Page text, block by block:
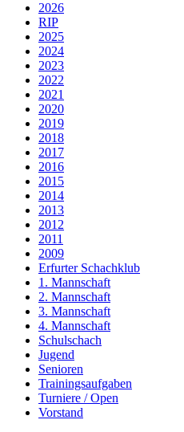
2026
RIP
2025
2024
2023
2022
2021
2020
2019
2018
2017
2016
2015
2014
2013
2012
2011
2009
Erfurter Schachklub
1. Mannschaft
2. Mannschaft
3. Mannschaft
4. Mannschaft
Schulschach
Jugend
Senioren
Trainingsaufgaben
Turniere / Open
Vorstand